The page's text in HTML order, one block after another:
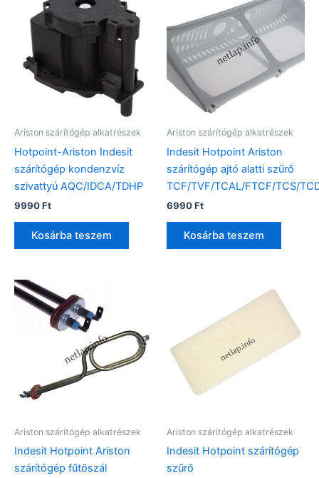
Ariston szárítógép alkatrészek
Hotpoint-Ariston Indesit
szárítógép kondenzvíz
szivattyú AQC/IDCA/TDHP
9990Ft
Kosárba teszem
Ariston szárítógép alkatrészek
Indesit Hotpoint Ariston
szárítógép ajtó alatti szűrő
TCF/TVF/TCAL/FTCF/TCS/
6990Ft
Kosárba teszem
Ariston szárítógép alkatrészek
Indesit Hotpoint Ariston
szárítógép fűtőszál
Ariston szárítógép alkatrészek
Indesit Hotpoint szárítógép
szűrő